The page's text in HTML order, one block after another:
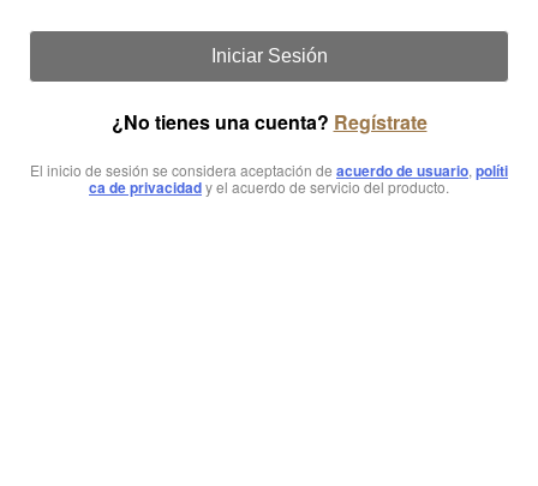
Iniciar Sesión
¿No tienes una cuenta? Regístrate
El inicio de sesión se considera aceptación de acuerdo de usuario, políti
ca de privacidady el acuerdo de servicio del producto.